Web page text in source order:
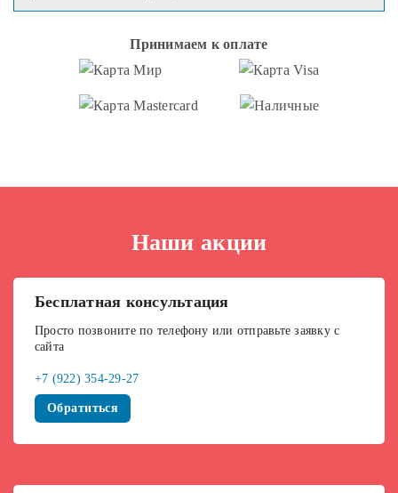
Принимаем к оплате
Наши акции
Бесплатная консультация
Просто позвоните по телефону или отправьте заявку с
сайта
+7 (922) 354-29-27
Обратиться